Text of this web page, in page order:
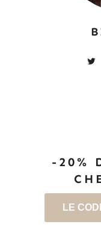
-20%
LE